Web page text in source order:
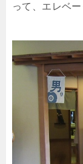
って、エレベ